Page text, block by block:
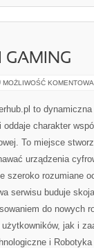
GAMING
MOŻLIWOŚĆ
to
oddaje charakter
To miejsce
urządzenia
szeroko rozumiane
serwisu buduje
do nowych
jak i
i